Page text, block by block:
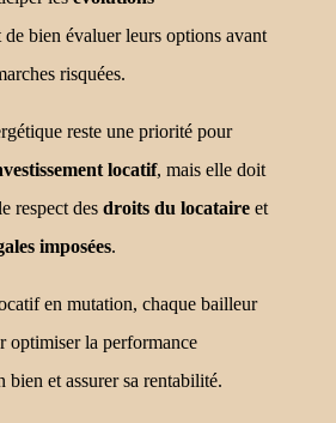
de bien évaluer leurs options avant
risquées.
reste une priorité pour
locatif, mais elle doit
respect des droits du locataire et
imposées.
en mutation, chaque bailleur
optimiser la performance
bien et assurer sa rentabilité.